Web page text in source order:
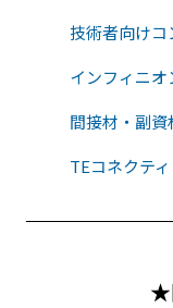
技術者向けコ
インフィニ
間接材・副
TEコネクテ
★